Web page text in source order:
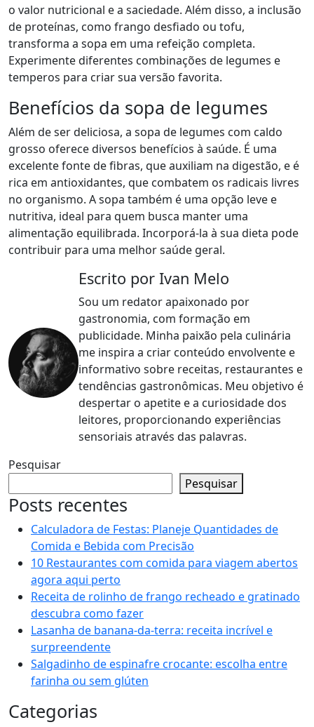
o valor nutricional e a saciedade. Além disso, a inclusão
de proteínas, como frango desfiado ou tofu,
transforma a sopa em uma refeição completa.
Experimente diferentes combinações de legumes e
temperos para criar sua versão favorita.
Benefícios da sopa de legumes
Além de ser deliciosa, a sopa de legumes com caldo
grosso oferece diversos benefícios à saúde. É uma
excelente fonte de fibras, que auxiliam na digestão, e é
rica em antioxidantes, que combatem os radicais livres
no organismo. A sopa também é uma opção leve e
nutritiva, ideal para quem busca manter uma
alimentação equilibrada. Incorporá-la à sua dieta pode
contribuir para uma melhor saúde geral.
Escrito por Ivan Melo
Sou um redator apaixonado por
gastronomia, com formação em
publicidade. Minha paixão pela culinária
me inspira a criar conteúdo envolvente e
informativo sobre receitas, restaurantes e
tendências gastronômicas. Meu objetivo é
despertar o apetite e a curiosidade dos
leitores, proporcionando experiências
sensoriais através das palavras.
Pesquisar
Pesquisar
Posts recentes
Calculadora de Festas: Planeje Quantidades de
Comida e Bebida com Precisão
10 Restaurantes com comida para viagem abertos
agora aqui perto
Receita de rolinho de frango recheado e gratinado
descubra como fazer
Lasanha de banana-da-terra: receita incrível e
surpreendente
Salgadinho de espinafre crocante: escolha entre
farinha ou sem glúten
Categorias